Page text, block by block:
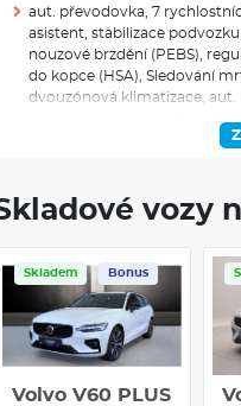
aut. převodovka, 7
asistent, stabilizace podvozku
nouzové brzdění (PEBS),
do kopce (HSA), Sledování
dvouzónová klimatizace,
přístrojový štít, elektronická
senzor stěračů, nastavitelný
deaktivace airbagu
nabíječka mobilních
okna, Panoramatická
zrcátka, startování tlačítkem,
centrální zamykání, potahy
Vyhřívaná sedadla, el.
výškově nastavitelné
tlaku v pneumatikách, LED
příjem rádia (DAB), vyhřívaná
vozy
Skladem Bonus
Volvo V60 PLUS